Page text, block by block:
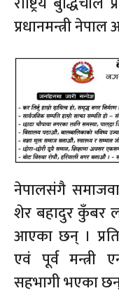
प्रधानमन्त्री
नेपालसंगै
शेर बहादुर कुँबर
आएका छन् ।
एवं पूर्व मन्त्री
सहभागी भएका